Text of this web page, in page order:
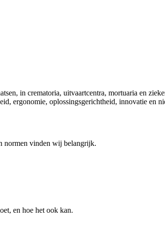
in crematoria, uitvaartcentra, mortuaria en
ergonomie, oplossingsgerichtheid, innovatie en
normen vinden wij belangrijk.
en hoe het ook kan.